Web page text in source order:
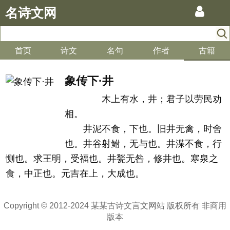
名诗文网
首页 诗文 名句 作者 古籍
象传下·井
木上有水，井；君子以劳民劝
相。
井泥不食，下也。旧井无禽，时舍
也。井谷射鲋，无与也。井渫不食，行
恻也。求王明，受福也。井甃无咎，修井也。寒泉之
食，中正也。元吉在上，大成也。
Copyright © 2012-2024 某某古诗文言文网站 版权所有 非商用
版本